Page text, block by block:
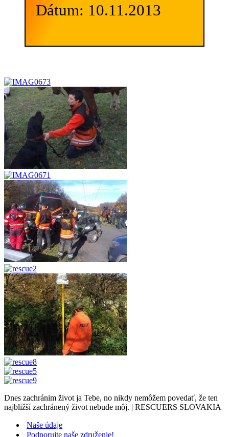
Dátum: 10.11.2013
Dnes zachránim život ja Tebe, no nikdy nemôžem povedať, že ten
najbližší zachránený život nebude môj. | RESCUERS SLOVAKIA
Naše údaje
Podporujte naše združenie!